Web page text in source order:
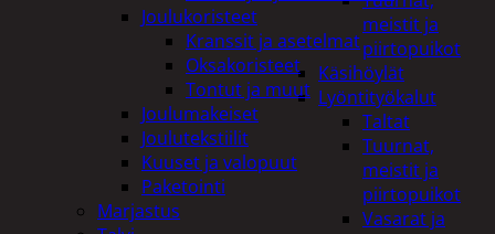
meistit ja
piirtopuikot
Käsihöylät
Lyöntityökalut
Taltat
Tuurnat,
meistit ja
piirtopuikot
Vasarat ja
Joulukoristeet
Kranssit ja asetelmat
Oksakoristeet
Tontut ja muut
Joulumakeiset
Joulutekstiilit
Kuuset ja valopuut
Paketointi
Marjastus